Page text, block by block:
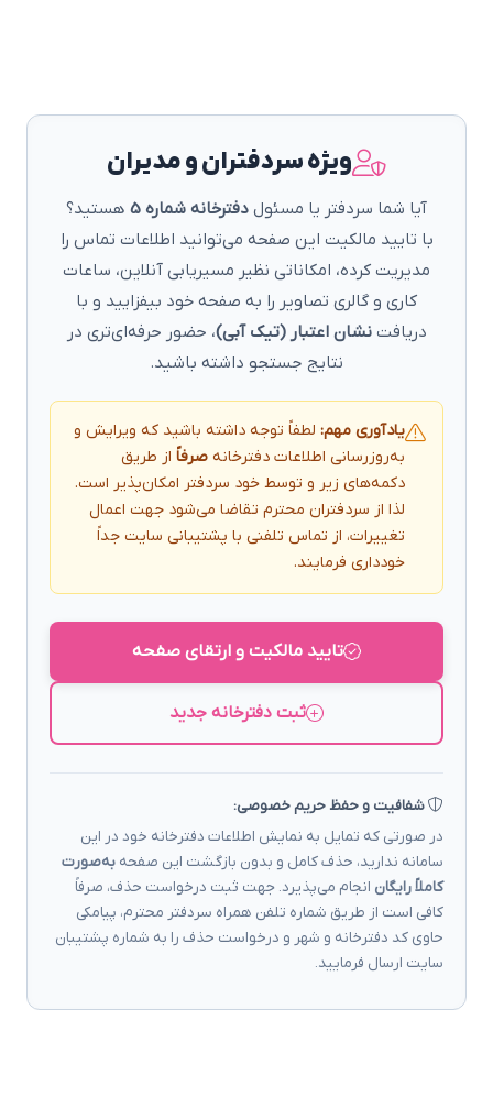
ویژه سردفتران و مدیران
آیا شما سردفتر یا مسئول دفترخانه شماره 5
هستید؟
با تایید مالکیت این صفحه می‌توانید اطلاعات تماس را
مدیریت کرده، امکاناتی نظیر مسیریابی آنلاین، ساعات
کاری و گالری تصاویر را به صفحه خود بیفزایید و با
دریافتنشان اعتبار (تیک آبی)، حضور حرفه‌ای‌تری در
نتایج جستجو داشته باشید.
یادآوری مهم: لطفاً توجه داشته باشید که ویرایش و
به‌روزرسانی اطلاعات دفترخانه صرفاً از طریق
دکمه‌های زیر و توسط خود سردفتر امکان‌پذیر است.
لذا از سردفتران محترم تقاضا می‌شود جهت اعمال
تغییرات، از تماس تلفنی با پشتیبانی سایت جداً
خودداری فرمایند.
تایید مالکیت و ارتقای صفحه
ثبت دفترخانه جدید
شفافیت و حفظ حریم خصوصی:
در صورتی که تمایل به نمایش اطلاعات دفترخانه خود در این
سامانه ندارید، حذف کامل و بدون بازگشت این صفحه به‌صورت
کاملاً رایگان انجام می‌پذیرد. جهت ثبت درخواست حذف، صرفاً
کافی است از طریق شماره تلفن همراه سردفتر محترم، پیامکی
حاوی کد دفترخانه و شهر و درخواست حذف را به شماره پشتیبان
سایت ارسال فرمایید.